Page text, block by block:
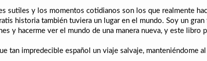
sutiles y los momentos cotidianos son los que realmente
historia también tuviera un lugar en el mundo. Soy un
y hacerme ver el mundo de una manera nueva, y este libro
tan impredecible español un viaje salvaje, manteniéndome